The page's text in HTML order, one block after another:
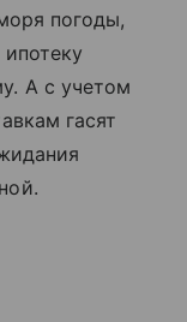
погоды,
А с учетом
гасят